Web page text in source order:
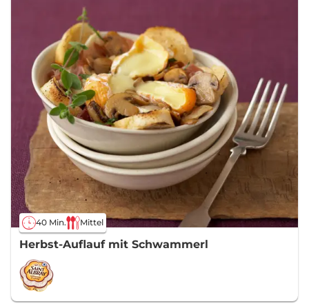
40 Min. Mittel
Herbst-Auflauf mit Schwammerl